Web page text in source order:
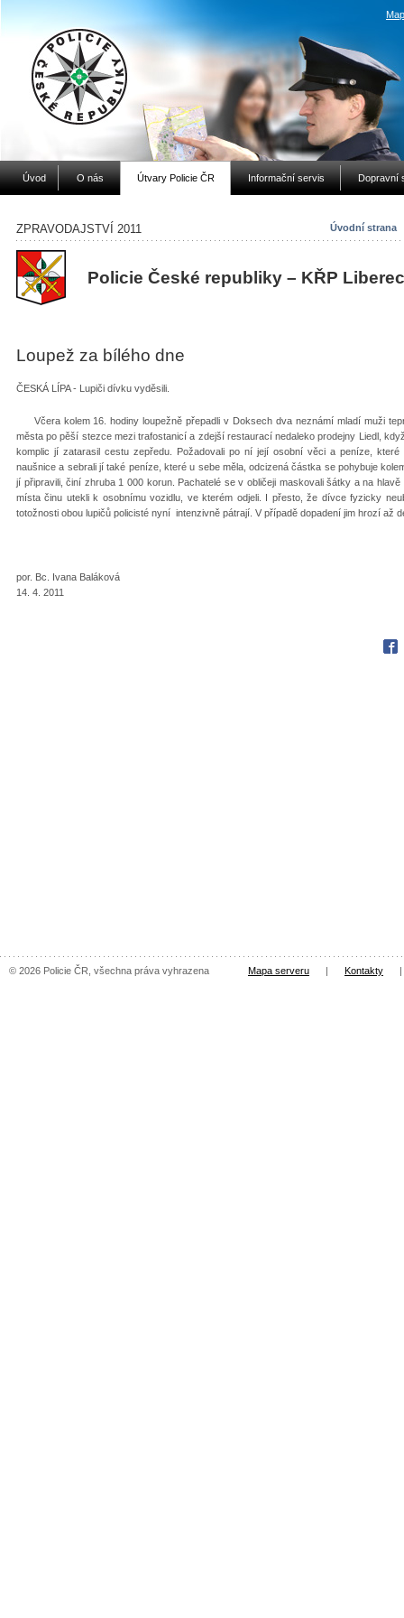
Úvod O nás Útvary Policie ČR Informační servis Dopravní
Úvodní strana
ZPRAVODAJSTVÍ 2011
Policie České republiky – KŘP
Loupež za bílého dne
ČESKÁ LÍPA - Lupiči dívku vyděsili.
Včera kolem 16. hodiny loupežně přepadli v Doksech dva neznámí mladí muži
města po pěší stezce mezi trafostanicí a zdejší restaurací nedaleko prodejny Liedl,
komplic jí zatarasil cestu zepředu. Požadovali po ní její osobní věci a peníze,
naušnice a sebrali jí také peníze, které u sebe měla, odcizená částka se pohybuje
jí připravili, činí zhruba 1 000 korun. Pachatelé se v obličeji maskovali šátky a na
místa činu utekli k osobnímu vozidlu, ve kterém odjeli. I přesto, že dívce fyzicky
totožnosti obou lupičů policisté nyní intenzivně pátrají. V případě dopadení jim hrozí až
por. Bc. Ivana Baláková
14. 4. 2011
© 2026 Policie ČR, všechna práva vyhrazena Mapa serveru | Kontakty |